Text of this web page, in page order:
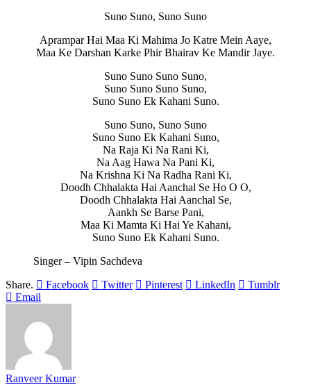
Suno Suno, Suno Suno
Aprampar Hai Maa Ki Mahima Jo Katre Mein Aaye,
Maa Ke Darshan Karke Phir Bhairav Ke Mandir Jaye.
Suno Suno Suno Suno,
Suno Suno Suno Suno,
Suno Suno Ek Kahani Suno.
Suno Suno, Suno Suno
Suno Suno Ek Kahani Suno,
Na Raja Ki Na Rani Ki,
Na Aag Hawa Na Pani Ki,
Na Krishna Ki Na Radha Rani Ki,
Doodh Chhalakta Hai Aanchal Se Ho O O,
Doodh Chhalakta Hai Aanchal Se,
Aankh Se Barse Pani,
Maa Ki Mamta Ki Hai Ye Kahani,
Suno Suno Ek Kahani Suno.
Singer – Vipin Sachdeva
Share.
Facebook Twitter Pinterest LinkedIn
Tumblr
Email
Ranveer Kumar